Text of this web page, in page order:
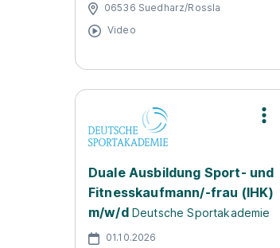
06536 Suedharz/Rossla
Video
Duale Ausbildung Sport- und
Fitnesskaufmann/-frau (IHK)
m/w/d Deutsche Sportakademie
01.10.2026